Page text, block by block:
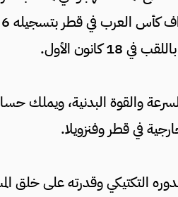
كانون الأول.
والقوة البدنية، ويملك
في قطر وفنزويلا.
من العمر 25 عاما أيضا بدوره التكتيكي وقدرته